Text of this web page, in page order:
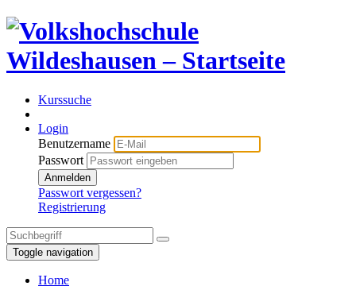
Kurssuche
Login
Benutzername
Passwort
Anmelden
Passwort vergessen?
Registrierung
Toggle navigation
Home